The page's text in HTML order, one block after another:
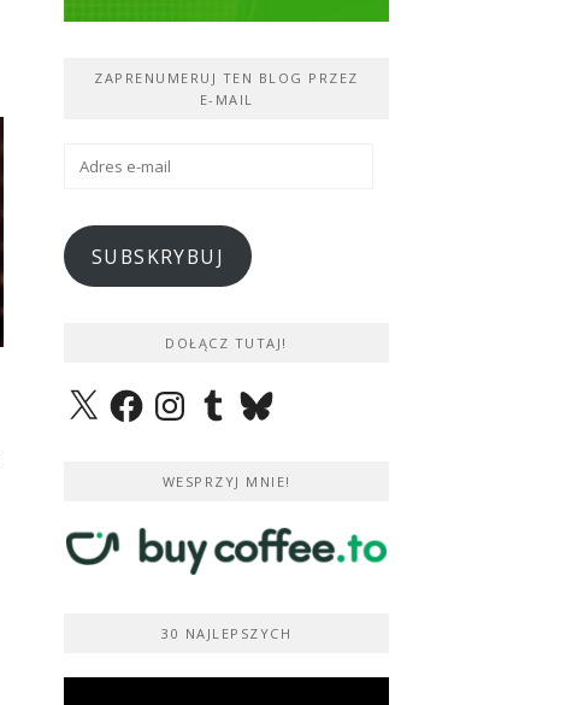
ZAPRENUMERUJ TEN BLOG PRZEZ
E-MAIL
Adres
SUBSKRYBUJ
DOŁĄCZ TUTAJ!
X FacebookInstagramTumblrBluesky
WESPRZYJ MNIE!
30 NAJLEPSZYCH